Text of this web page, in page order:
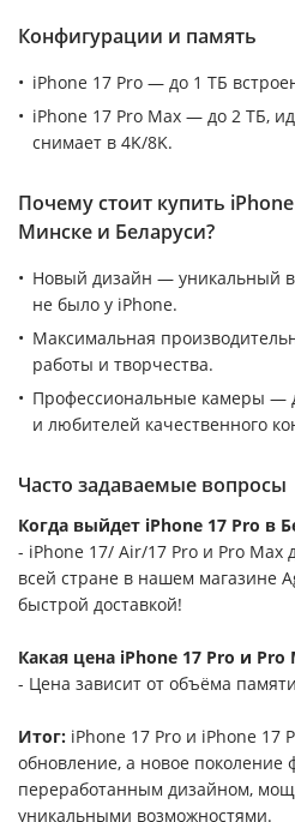
Конфигурации и память
iPhone 17 Pro — до 1 ТБ
iPhone 17 Pro Max — до 2 ТБ,
снимает в 4K/8K.
Почему стоит купить
Минске и Беларуси?
Новый дизайн — уникальный
не было у iPhone.
Максимальная
работы и творчества.
Профессиональные камеры —
и любителей качественного
Часто задаваемые вопросы
Когда выйдет iPhone 17 Pro в
- iPhone 17/ Air/17 Pro и Pro Max
всей стране в нашем магазине
быстрой доставкой!
Какая цена iPhone 17 Pro и Pro
- Цена зависит от объёма
Итог: iPhone 17 Pro и iPhone 17
обновление, а новое поколение
переработанным дизайном,
уникальными возможностями.